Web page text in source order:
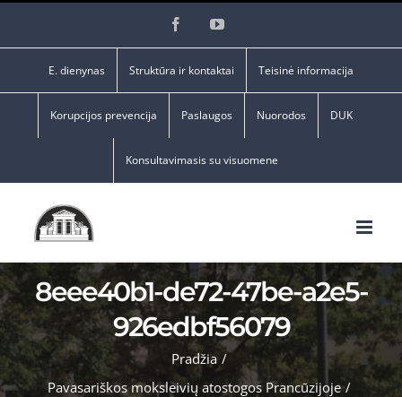
FacebookYouTube
E. dienynas Struktūra ir kontaktai Teisinė informacija
Korupcijos prevencija Paslaugos Nuorodos DUK
Konsultavimasis su visuomene
8eee40b1-de72-47be-a2e5-
926edbf56079
Pradžia /
Pavasariškos moksleivių atostogos Prancūzijoje /